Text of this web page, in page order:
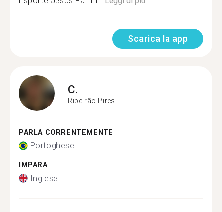
Scarica la app
C.
Ribeirão Pires
PARLA CORRENTEMENTE
Portoghese
IMPARA
Inglese